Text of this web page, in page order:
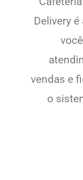
Delivery
vendas e
o